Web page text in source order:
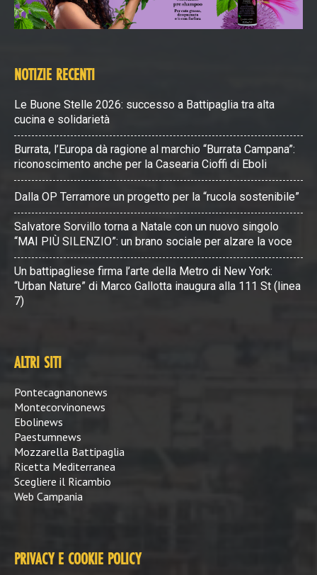
NOTIZIE RECENTI
Le Buone Stelle 2026: successo a Battipaglia tra alta
cucina e solidarietà
Burrata, l’Europa dà ragione al marchio “Burrata Campana”:
riconoscimento anche per la Casearia Cioffi di Eboli
Dalla OP Terramore un progetto per la “rucola sostenibile”
Salvatore Sorvillo torna a Natale con un nuovo singolo
“MAI PIÙ SILENZIO”: un brano sociale per alzare la voce
Un battipagliese firma l’arte della Metro di New York:
“Urban Nature” di Marco Gallotta inaugura alla 111 St (linea
7)
ALTRI SITI
Pontecagnanonews
Montecorvinonews
Ebolinews
Paestumnews
Mozzarella Battipaglia
Ricetta Mediterranea
Scegliere il Ricambio
Web Campania
PRIVACY E COOKIE POLICY